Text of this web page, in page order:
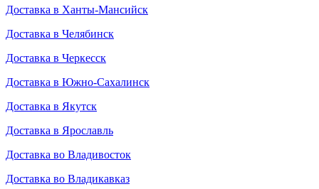
Доставка в Ханты-Мансийск
Доставка в Челябинск
Доставка в Черкесск
Доставка в Южно-Сахалинск
Доставка в Якутск
Доставка в Ярославль
Доставка во Владивосток
Доставка во Владикавказ